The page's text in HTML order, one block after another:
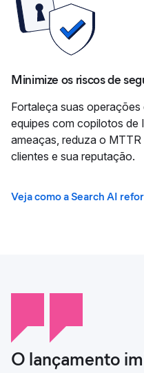
Minimize os riscos de
Fortaleça suas
equipes com copilotos de
ameaças, reduza o
clientes e sua reputação.
Veja como a Search AI
O lançamento
"Aproveitar
"Os clínicos
"Com a Elastic,